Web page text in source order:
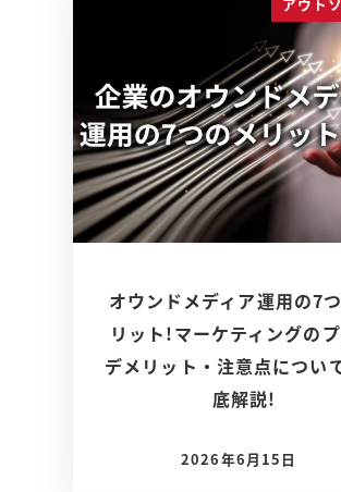
オウンドメディア運用の7
リット!マーケティングの
デメリット・注意点につい
底解説!
2026年6月15日